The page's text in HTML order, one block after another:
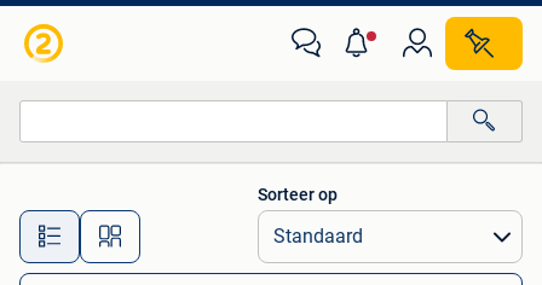
Alle afstanden…
Sorteer op